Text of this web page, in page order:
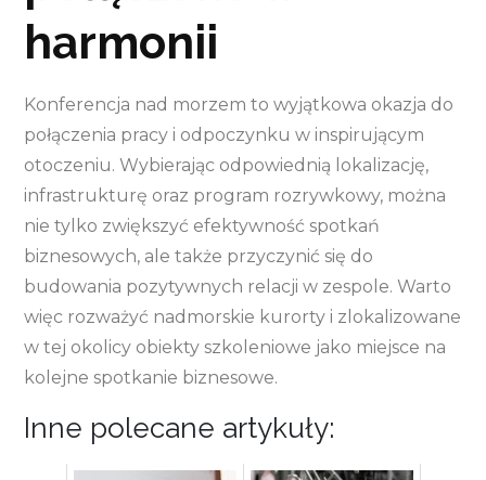
harmonii
Konferencja nad morzem to wyjątkowa okazja do
połączenia pracy i odpoczynku w inspirującym
otoczeniu. Wybierając odpowiednią lokalizację,
infrastrukturę oraz program rozrywkowy, można
nie tylko zwiększyć efektywność spotkań
biznesowych, ale także przyczynić się do
budowania pozytywnych relacji w zespole. Warto
więc rozważyć nadmorskie kurorty i zlokalizowane
w tej okolicy obiekty szkoleniowe jako miejsce na
kolejne spotkanie biznesowe.
Inne polecane artykuły: